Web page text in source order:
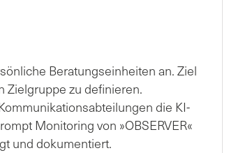
Beratungseinheiten an. Ziel
Zielgruppe zu definieren.
die KI-
Monitoring von »OBSERVER«
und dokumentiert.